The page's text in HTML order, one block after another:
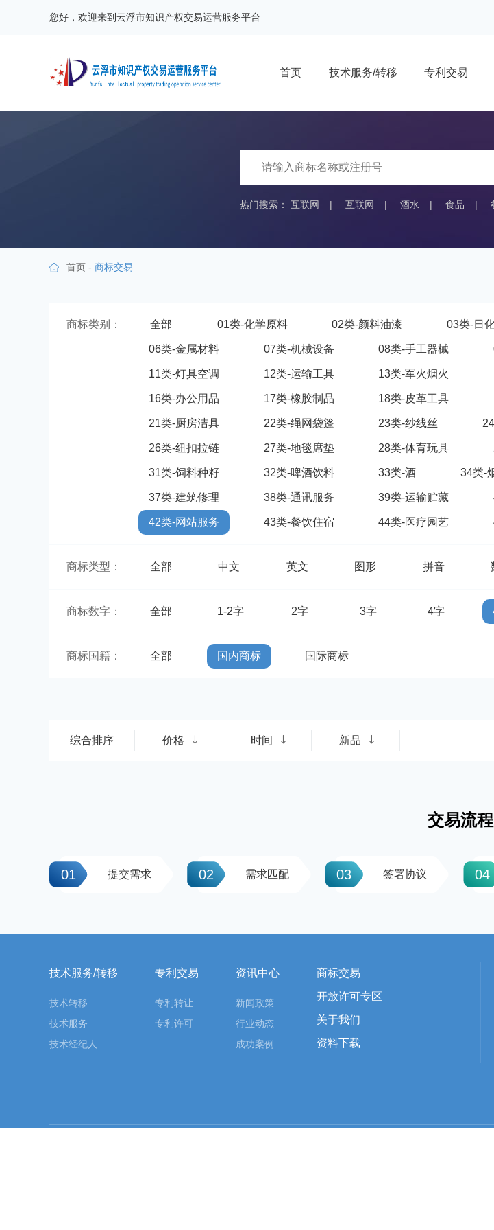
您好，欢迎来到云浮市知识产权交易运营服务平台
首页 技术服务/转移 专利交易
热门搜索： 互联网 | 互联网 | 酒水 | 食品 |
首页 - 商标交易
商标类别： 全部 01类-化学原料 02类-颜料油漆 03类-日
06类-金属材料 07类-机械设备 08类-手工器械
11类-灯具空调 12类-运输工具 13类-军火烟火
16类-办公用品 17类-橡胶制品 18类-皮革工具
21类-厨房洁具 22类-绳网袋篷 23类-纱线丝
26类-纽扣拉链 27类-地毯席垫 28类-体育玩具
31类-饲料种籽 32类-啤酒饮料 33类-酒 34类-
37类-建筑修理 38类-通讯服务 39类-运输贮藏
42类-网站服务 43类-餐饮住宿 44类-医疗园艺
商标类型： 全部 中文 英文 图形 拼音
商标数字： 全部 1-2字 2字 3字 4字
商标国籍： 全部 国内商标 国际商标
综合排序 价格 时间 新品
交易流程
01 提交需求 02 需求匹配 03 签署协议 04
技术服务/转移
技术转移
技术服务
技术经纪人
专利交易
专利转让
专利许可
资讯中心
新闻政策
行业动态
成功案例
商标交易
开放许可专区
关于我们
资料下载